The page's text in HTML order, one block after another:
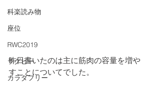
科楽読み物
座位
RWC2019
ラグビー
カラダフリー
昨日書いたのは主に筋肉の容量を増や
すことについてでした。